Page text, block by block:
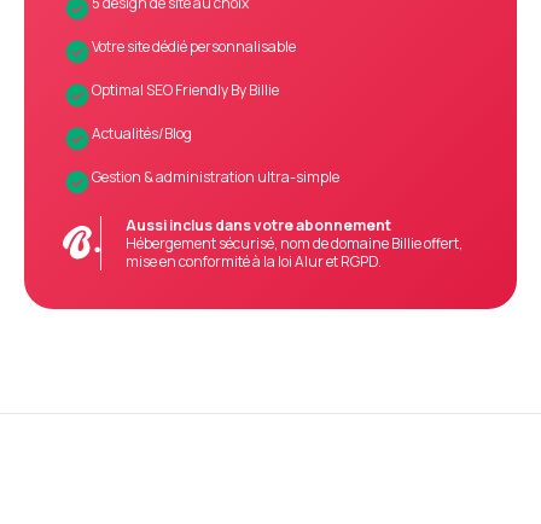
Votre site dédié personnalisable
Optimal SEO Friendly By Billie
Actualités/Blog
Gestion & administration ultra-simple
Aussi inclus dans votre abonnement
Hébergement sécurisé, nom de domaine Billie offert,
mise en conformité à la loi Alur et RGPD.